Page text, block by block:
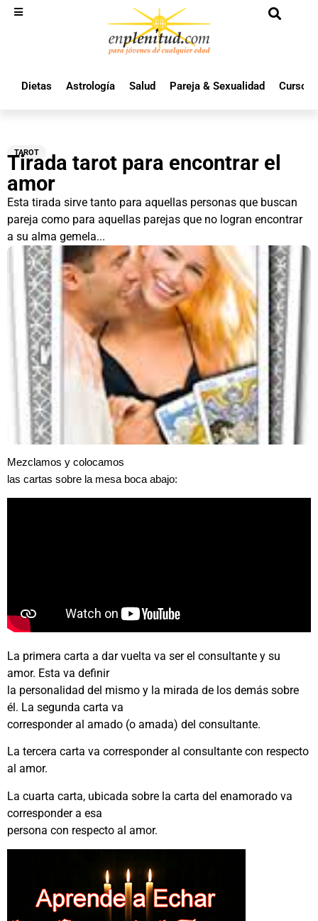
Dietas Astrología Salud Pareja & Sexualidad Cursos
TAROT
Tirada tarot para encontrar el
amor
Esta tirada sirve tanto para aquellas personas que buscan
pareja como para aquellas parejas que no logran encontrar
a su alma gemela...
Mezclamos y colocamos
las cartas sobre la mesa boca abajo:
La primera carta a dar vuelta va ser el consultante y su
amor. Esta va definir
la personalidad del mismo y la mirada de los demás sobre
él. La segunda carta va
corresponder al amado (o amada) del consultante.
La tercera carta va corresponder al consultante con respecto
al amor.
La cuarta carta, ubicada sobre la carta del enamorado va
corresponder a esa
persona con respecto al amor.